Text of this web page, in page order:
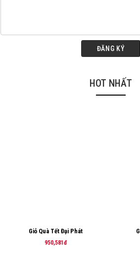
ĐĂNG KÝ
HOT NHẤT
Giỏ Quà Tết Đại Phát
950,581đ